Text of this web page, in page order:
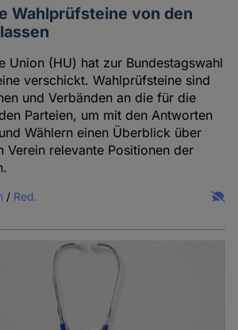
Wahlprüfsteine von den
Union (HU) hat zur Bundestagswahl
verschickt. Wahlprüfsteine sind
und Verbänden an die für die
Parteien, um mit den Antworten
Wählern einen Überblick über
Verein relevante Positionen der
/ Red.